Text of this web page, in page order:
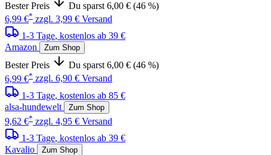
Bester Preis
Du sparst 6,00 € (46 %)
6,99 €* zzgl. 3,99 € Versand
1-3 Tage, kostenlos ab 39 €
Amazon
Zum Shop
Bester Preis
Du sparst 6,00 € (46 %)
6,99 €* zzgl. 6,90 € Versand
1-3 Tage, kostenlos ab 85 €
alsa-hundewelt
Zum Shop
9,62 €* zzgl. 4,95 € Versand
1-3 Tage, kostenlos ab 39 €
Kavalio
Zum Shop